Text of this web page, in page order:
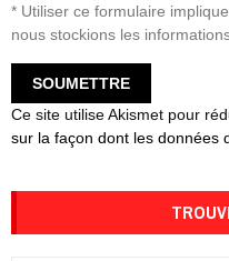
* Utiliser ce formulaire
nous stockions les
Ce site utilise Akismet pour
sur la façon dont les données